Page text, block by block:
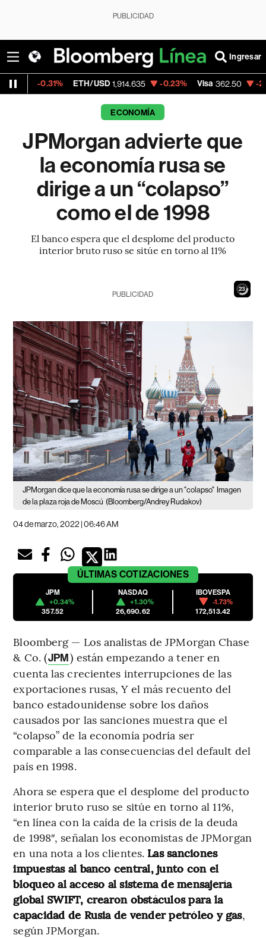
PUBLICIDAD
Ingresar
ETH/USD 1,914.635 -0.23% Visa 362.50 -2.15%
ECONOMÍA
JPMorgan advierte que
la economía rusa se
dirige a un “colapso”
como el de 1998
El banco espera que el desplome del producto
interior bruto ruso se sitúe en torno al 11%
21
PUBLICIDAD
JPMorgan dice que la economía rusa se dirige a un "colapso" Imagen
de la plaza roja de Moscú (Bloomberg/Andrey Rudakov)
04 de marzo, 2022 | 06:46 AM
ÚLTIMAS COTIZACIONES
JPM
+0.34%
357.52
NASDAQ
+1.30%
26,690.62
IBOVESPA
-1.73%
172,513.42
Bloomberg — Los analistas de JPMorgan Chase
& Co. (JPM) están empezando a tener en
cuenta las crecientes interrupciones de las
exportaciones rusas, Y el más recuento del
banco estadounidense sobre los daños
causados por las sanciones muestra que el
“colapso” de la economía podría ser
comparable a las consecuencias del default del
país en 1998.
Ahora se espera que el desplome del producto
interior bruto ruso se sitúe en torno al 11%,
“en línea con la caída de la crisis de la deuda
de 1998″, señalan los economistas de JPMorgan
en una nota a los clientes. Las sanciones
impuestas al banco central, junto con el
bloqueo al acceso al sistema de mensajería
global SWIFT, crearon obstáculos para la
capacidad de Rusia de vender petróleo y gas,
según JPMorgan.